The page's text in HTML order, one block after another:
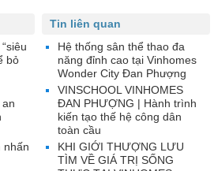
Tin liên quan
Hệ thống sân thể thao đa
năng đỉnh cao tại Vinhomes
Wonder City Đan Phượng
VINSCHOOL VINHOMES
ĐAN PHƯỢNG | Hành trình
kiến tạo thế hệ công dân
toàn cầu
KHI GIỚI THƯỢNG LƯU
TÌM VỀ GIÁ TRỊ SỐNG
bỏ
nhấn